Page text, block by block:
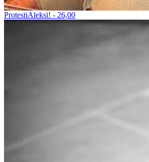
ProtestiAleksi! - 26,00